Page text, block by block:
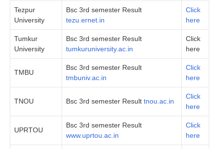
Tezpur
University
Bsc 3rd semester Result
tezu.ernet.in
Click
here
Tumkur
University
Bsc 3rd semester Result
tumkuruniversity.ac.in
Click
here
TMBU
Bsc 3rd semester Result
tmbuniv.ac.in
Click
here
TNOU Bsc 3rd semester Result tnou.ac.in
Click
here
UPRTOU
Bsc 3rd semester Result
www.uprtou.ac.in
Click
here